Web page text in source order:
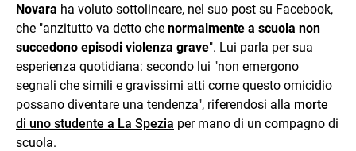
Novara ha voluto sottolineare, nel suo post su Facebook,
che "anzitutto va detto che normalmente a scuola non
succedono episodi violenza grave". Lui parla per sua
esperienza quotidiana: secondo lui "non emergono
segnali che simili e gravissimi atti come questo omicidio
possano diventare una tendenza", riferendosi alla morte
di uno studente a La Spezia per mano di un compagno di
scuola.